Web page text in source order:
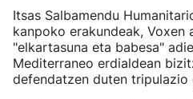
Itsas Salbamendu
kanpoko erakundeak, Voxen
"elkartasuna eta babesa"
Mediterraneo erdialdean
defendatzen duten tripulazio